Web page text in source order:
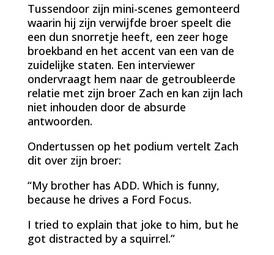
Tussendoor zijn mini-scenes gemonteerd
waarin hij zijn verwijfde broer speelt die
een dun snorretje heeft, een zeer hoge
broekband en het accent van een van de
zuidelijke staten. Een interviewer
ondervraagt hem naar de getroubleerde
relatie met zijn broer Zach en kan zijn lach
niet inhouden door de absurde
antwoorden.
Ondertussen op het podium vertelt Zach
dit over zijn broer:
“My brother has ADD. Which is funny,
because he drives a Ford Focus.
I tried to explain that joke to him, but he
got distracted by a squirrel.”